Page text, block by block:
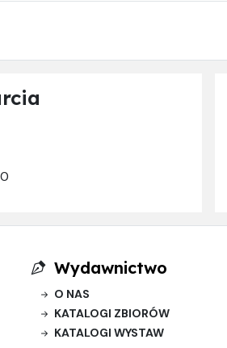
Wydawnictwo
O NAS
KATALOGI ZBIORÓW
KATALOGI WYSTAW